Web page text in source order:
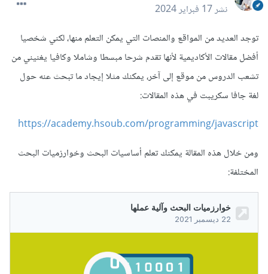
نشر17 فبراير 2024
توجد العديد من المواقع والمنصات التي يمكن التعلم منها، لكني شخصيا
أفضل مقالات الأكاديمية لأنها تقدم شرحا مبسطا وشاملا وكافيا يغنيني من
تشعب الدروس من موقع إلى آخر، يمكنك مثلا إيجاد ما تبحث عنه حول
لغة جافا سكريبت في هذه المقالات:
https://academy.hsoub.com/programming/javascript
ومن خلال هذه المقالة يمكنك تعلم أساسيات البحث وخوارزميات البحث
المختلفة: